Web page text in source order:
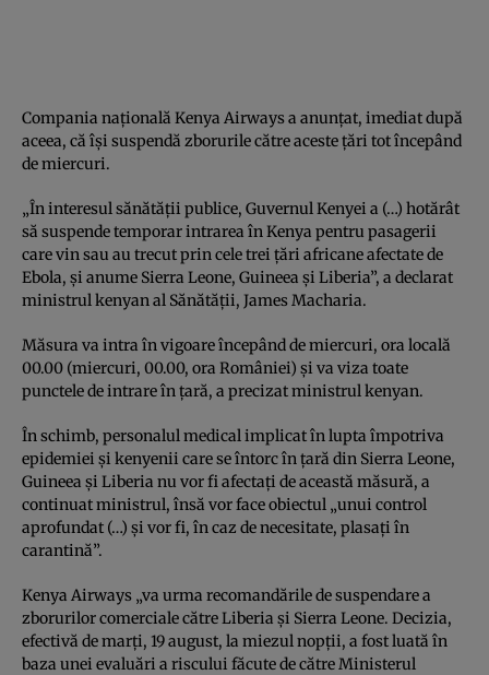
Compania naţională Kenya Airways a anunţat, imediat după
aceea, că îşi suspendă zborurile către aceste ţări tot începând
de miercuri.
„În interesul sănătăţii publice, Guvernul Kenyei a (…) hotărât
să suspende temporar intrarea în Kenya pentru pasagerii
care vin sau au trecut prin cele trei ţări africane afectate de
Ebola, şi anume Sierra Leone, Guineea şi Liberia”, a declarat
ministrul kenyan al Sănătăţii, James Macharia.
Măsura va intra în vigoare începând de miercuri, ora locală
00.00 (miercuri, 00.00, ora României) şi va viza toate
punctele de intrare în ţară, a precizat ministrul kenyan.
În schimb, personalul medical implicat în lupta împotriva
epidemiei şi kenyenii care se întorc în ţară din Sierra Leone,
Guineea şi Liberia nu vor fi afectaţi de această măsură, a
continuat ministrul, însă vor face obiectul „unui control
aprofundat (…) şi vor fi, în caz de necesitate, plasaţi în
carantină”.
Kenya Airways „va urma recomandările de suspendare a
zborurilor comerciale către Liberia şi Sierra Leone. Decizia,
efectivă de marţi, 19 august, la miezul nopţii, a fost luată în
baza unei evaluări a riscului făcute de către Ministerul